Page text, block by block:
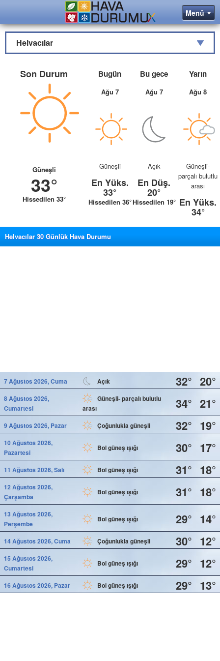
Helvacılar
Son Durum
Güneşli
33°
Hissedilen 33°
Bugün
Ağu 7
Güneşli
En Yüks.
33°
Hissedilen 36°
Bu gece
Ağu 7
Açık
En Düş.
20°
Hissedilen 19°
Yarın
Ağu 8
Güneşli-
parçalı bulutlu
arası
En Yüks.
34°
Helvacılar 30 Günlük Hava Durumu
7 Ağustos 2026, Cuma Açık 32° 20°
8 Ağustos 2026,
Cumartesi
Güneşli- parçalı bulutlu
arası
34° 21°
9 Ağustos 2026, Pazar Çoğunlukla güneşli 32° 19°
10 Ağustos 2026,
Pazartesi
Bol güneş ışığı 30° 17°
11 Ağustos 2026, Salı Bol güneş ışığı 31° 18°
12 Ağustos 2026,
Çarşamba
Bol güneş ışığı 31° 18°
13 Ağustos 2026,
Perşembe
Bol güneş ışığı 29° 14°
14 Ağustos 2026, Cuma Çoğunlukla güneşli 30° 12°
15 Ağustos 2026,
Cumartesi
Bol güneş ışığı 29° 12°
16 Ağustos 2026, Pazar Bol güneş ışığı 29° 13°